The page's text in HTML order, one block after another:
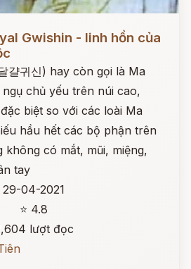
Gwishin - linh hồn của
걀귀신) hay còn gọi là Ma
chủ yếu trên núi cao,
biệt so với các loài Ma
hầu hết các bộ phận trên
không có mắt, mũi, miệng,
tay
29-04-2021
⭐ 4.8
lượt đọc